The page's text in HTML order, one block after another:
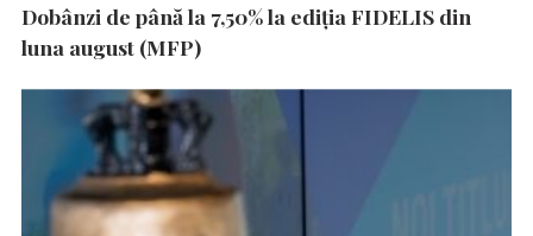
Dobânzi de până la 7,50% la ediția FIDELIS din
luna august (MFP)